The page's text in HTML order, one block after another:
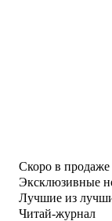
Скоро в продаже
Эксклюзивные
Лучшие из
Читай-журнал